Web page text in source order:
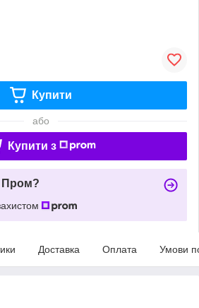
Купити
або
Купити з
Пром?
Доставка Оплата Умови